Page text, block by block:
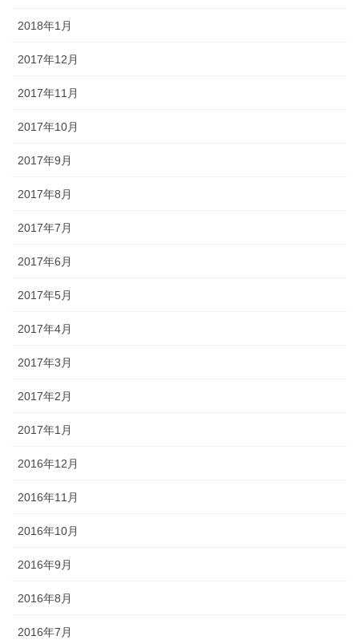
2018年1月
2017年12月
2017年11月
2017年10月
2017年9月
2017年8月
2017年7月
2017年6月
2017年5月
2017年4月
2017年3月
2017年2月
2017年1月
2016年12月
2016年11月
2016年10月
2016年9月
2016年8月
2016年7月